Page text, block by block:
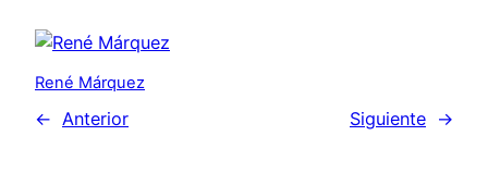
René Márquez
← Anterior Siguiente →